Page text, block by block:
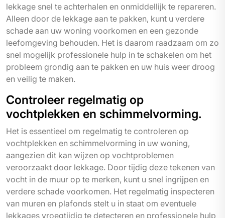
lekkage snel te achterhalen en onmiddellijk te repareren.
Alleen door de lekkage aan te pakken, kunt u verdere
schade aan uw woning voorkomen en een gezonde
leefomgeving behouden. Het is daarom raadzaam om zo
snel mogelijk professionele hulp in te schakelen om het
probleem grondig aan te pakken en uw huis weer droog
en veilig te maken.
Controleer regelmatig op
vochtplekken en schimmelvorming.
Het is essentieel om regelmatig te controleren op
vochtplekken en schimmelvorming in uw woning,
aangezien dit kan wijzen op vochtproblemen
veroorzaakt door lekkage. Door tijdig deze tekenen van
vocht in de muur op te merken, kunt u snel ingrijpen en
verdere schade voorkomen. Het regelmatig inspecteren
van muren en plafonds stelt u in staat om eventuele
lekkages vroegtijdig te detecteren en professionele hulp